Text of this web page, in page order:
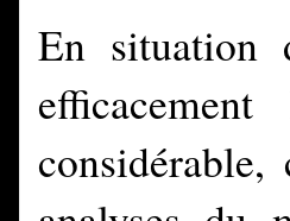
En situation
considérable,